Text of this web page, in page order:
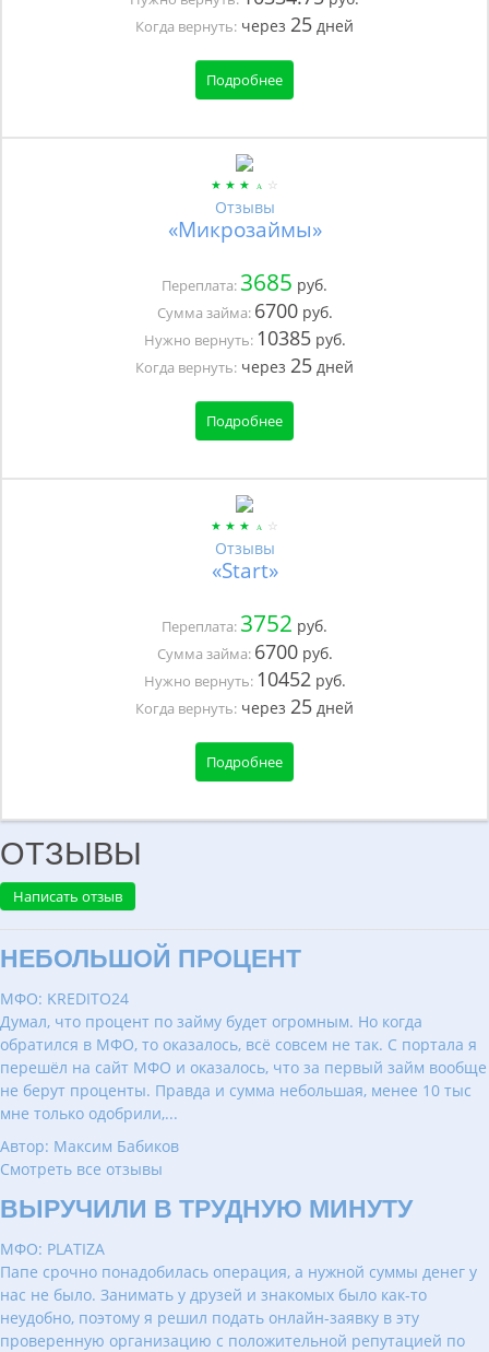
Когда вернуть: через 25 дней
Подробнее
Отзывы
«Микрозаймы»
Переплата: 3685 руб.
Сумма займа: 6700руб.
Нужно вернуть: 10385руб.
Когда вернуть: через 25 дней
Подробнее
Отзывы
«Start»
Переплата: 3752 руб.
Сумма займа: 6700руб.
Нужно вернуть: 10452руб.
Когда вернуть: через 25 дней
Подробнее
ОТЗЫВЫ
Написать отзыв
НЕБОЛЬШОЙ ПРОЦЕНТ
МФО: KREDITO24
Думал, что процент по займу будет огромным. Но когда
обратился в МФО, то оказалось, всё совсем не так. С портала я
перешёл на сайт МФО и оказалось, что за первый займ вообще
не берут проценты. Правда и сумма небольшая, менее 10 тыс
мне только одобрили,...
Автор: Максим Бабиков
Смотреть все отзывы
ВЫРУЧИЛИ В ТРУДНУЮ МИНУТУ
МФО: PLATIZA
Папе срочно понадобилась операция, а нужной суммы денег у
нас не было. Занимать у друзей и знакомых было как-то
неудобно, поэтому я решил подать онлайн-заявку в эту
проверенную организацию с положительной репутацией по